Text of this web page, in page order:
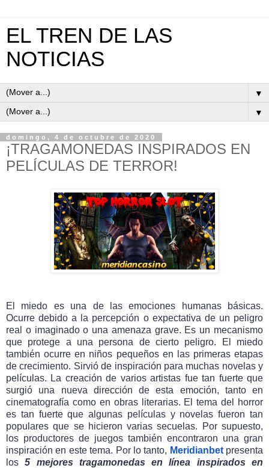
EL TREN DE LAS
NOTICIAS
▼
▼
domingo, 4 de octubre de 2020
¡TRAGAMONEDAS INSPIRADOS EN
PELÍCULAS DE TERROR!
El miedo es una de las emociones humanas básicas.
Ocurre debido a la percepción o expectativa de un peligro
real o imaginado o una amenaza grave. Es un mecanismo
que protege a una persona de cierto peligro. El miedo
también ocurre en niños pequeños en las primeras etapas
de crecimiento. Sirvió de inspiración para muchas novelas y
películas. La creación de varios artistas fue tan fuerte que
surgió una nueva dirección de esta emoción, tanto en
cinematografía como en obras literarias. El tema del horror
es tan fuerte que algunas películas y novelas fueron tan
populares que se hicieron varias secuelas. Por supuesto,
los productores de juegos también encontraron una gran
inspiración en este tema. Por lo tanto, Meridianbetpresenta
los5 mejores tragamonedas en línea inspirados en